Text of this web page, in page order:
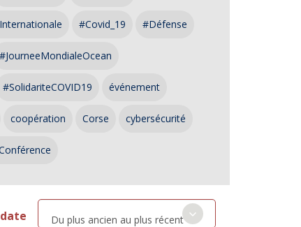
#Covid_19 #Défense
#JourneeMondialeOcean
#SolidariteCOVID19 événement
coopération Corse cybersécurité
Du plus ancien au plus récent